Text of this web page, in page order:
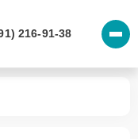
216-91-38